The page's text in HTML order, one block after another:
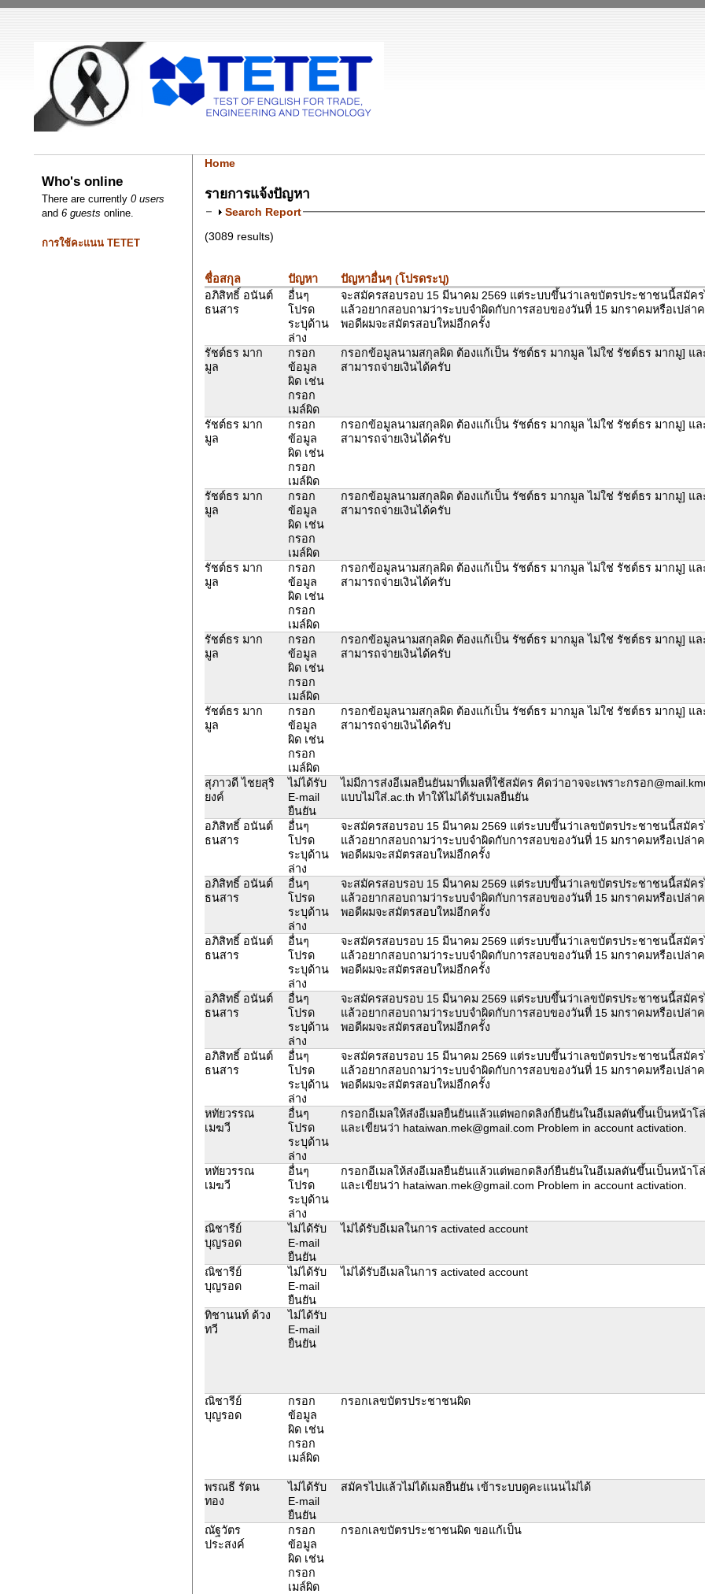
Who's online
There are currently0 users
and6 guests online.
การใช้คะแนน TETET
Home
รายการแจ้งปัญหา
Search Report
(3089 results)
ชื่อสกุล ปัญหา ปัญหาอื่นๆ (โปรดระบุ)
อภิสิทธิ์ อนันต์
ธนสาร
อื่นๆ
โปรด
ระบุด้าน
ล่าง
จะสมัครสอบรอบ 15 มีนาคม 2569 แต่ระบบขึ้นว่าเลขบัตรประชาชนนี้สมัคร
แล้วอยากสอบถามว่าระบบจำผิดกับการสอบของวันที่ 15 มกราคมหรือเปล่า
พอดีผมจะสมัตรสอบใหม่อีกครั้ง
รัชต์ธร มาก
มูล
กรอก
ข้อมูล
ผิด เช่น
กรอก
เมล์ผิด
กรอกข้อมูลนามสกุลผิด ต้องแก้เป็น รัชต์ธร มากมูล ไม่ใช่ รัชต์ธร มากมู] แล
สามารถจ่ายเงินได้ครับ
รัชต์ธร มาก
มูล
กรอก
ข้อมูล
ผิด เช่น
กรอก
เมล์ผิด
กรอกข้อมูลนามสกุลผิด ต้องแก้เป็น รัชต์ธร มากมูล ไม่ใช่ รัชต์ธร มากมู] แล
สามารถจ่ายเงินได้ครับ
รัชต์ธร มาก
มูล
กรอก
ข้อมูล
ผิด เช่น
กรอก
เมล์ผิด
กรอกข้อมูลนามสกุลผิด ต้องแก้เป็น รัชต์ธร มากมูล ไม่ใช่ รัชต์ธร มากมู] แล
สามารถจ่ายเงินได้ครับ
รัชต์ธร มาก
มูล
กรอก
ข้อมูล
ผิด เช่น
กรอก
เมล์ผิด
กรอกข้อมูลนามสกุลผิด ต้องแก้เป็น รัชต์ธร มากมูล ไม่ใช่ รัชต์ธร มากมู] แล
สามารถจ่ายเงินได้ครับ
รัชต์ธร มาก
มูล
กรอก
ข้อมูล
ผิด เช่น
กรอก
เมล์ผิด
กรอกข้อมูลนามสกุลผิด ต้องแก้เป็น รัชต์ธร มากมูล ไม่ใช่ รัชต์ธร มากมู] แล
สามารถจ่ายเงินได้ครับ
รัชต์ธร มาก
มูล
กรอก
ข้อมูล
ผิด เช่น
กรอก
เมล์ผิด
กรอกข้อมูลนามสกุลผิด ต้องแก้เป็น รัชต์ธร มากมูล ไม่ใช่ รัชต์ธร มากมู] แล
สามารถจ่ายเงินได้ครับ
สุภาวดี ไชยสุริ
ยงค์
ไม่ได้รับ
E-mail
ยืนยัน
ไม่มีการส่งอีเมลยืนยันมาที่เมลที่ใช้สมัคร คิดว่าอาจจะเพราะกรอก
แบบไม่ใส่.ac.th ทำให้ไม่ได้รับเมลยืนยัน
อภิสิทธิ์ อนันต์
ธนสาร
อื่นๆ
โปรด
ระบุด้าน
ล่าง
จะสมัครสอบรอบ 15 มีนาคม 2569 แต่ระบบขึ้นว่าเลขบัตรประชาชนนี้สมัคร
แล้วอยากสอบถามว่าระบบจำผิดกับการสอบของวันที่ 15 มกราคมหรือเปล่า
พอดีผมจะสมัตรสอบใหม่อีกครั้ง
อภิสิทธิ์ อนันต์
ธนสาร
อื่นๆ
โปรด
ระบุด้าน
ล่าง
จะสมัครสอบรอบ 15 มีนาคม 2569 แต่ระบบขึ้นว่าเลขบัตรประชาชนนี้สมัคร
แล้วอยากสอบถามว่าระบบจำผิดกับการสอบของวันที่ 15 มกราคมหรือเปล่า
พอดีผมจะสมัตรสอบใหม่อีกครั้ง
อภิสิทธิ์ อนันต์
ธนสาร
อื่นๆ
โปรด
ระบุด้าน
ล่าง
จะสมัครสอบรอบ 15 มีนาคม 2569 แต่ระบบขึ้นว่าเลขบัตรประชาชนนี้สมัคร
แล้วอยากสอบถามว่าระบบจำผิดกับการสอบของวันที่ 15 มกราคมหรือเปล่า
พอดีผมจะสมัตรสอบใหม่อีกครั้ง
อภิสิทธิ์ อนันต์
ธนสาร
อื่นๆ
โปรด
ระบุด้าน
ล่าง
จะสมัครสอบรอบ 15 มีนาคม 2569 แต่ระบบขึ้นว่าเลขบัตรประชาชนนี้สมัคร
แล้วอยากสอบถามว่าระบบจำผิดกับการสอบของวันที่ 15 มกราคมหรือเปล่า
พอดีผมจะสมัตรสอบใหม่อีกครั้ง
อภิสิทธิ์ อนันต์
ธนสาร
อื่นๆ
โปรด
ระบุด้าน
ล่าง
จะสมัครสอบรอบ 15 มีนาคม 2569 แต่ระบบขึ้นว่าเลขบัตรประชาชนนี้สมัคร
แล้วอยากสอบถามว่าระบบจำผิดกับการสอบของวันที่ 15 มกราคมหรือเปล่า
พอดีผมจะสมัตรสอบใหม่อีกครั้ง
หทัยวรรณ
เมฆวี
อื่นๆ
โปรด
ระบุด้าน
ล่าง
กรอกอีเมลให้ส่งอีเมลยืนยันแล้วแต่พอกดลิงก์ยืนยันในอีเมลดันขึ้นเป็นหน้าโ
และเขียนว่า hataiwan.mek@gmail.com Problem in account activation.
หทัยวรรณ
เมฆวี
อื่นๆ
โปรด
ระบุด้าน
ล่าง
กรอกอีเมลให้ส่งอีเมลยืนยันแล้วแต่พอกดลิงก์ยืนยันในอีเมลดันขึ้นเป็นหน้าโ
และเขียนว่า hataiwan.mek@gmail.com Problem in account activation.
ณิชารีย์
บุญรอด
ไม่ได้รับ
E-mail
ยืนยัน
ไม่ได้รับอีเมลในการ activated account
ณิชารีย์
บุญรอด
ไม่ได้รับ
E-mail
ยืนยัน
ไม่ได้รับอีเมลในการ activated account
ทิชานนท์ ด้วง
ทวี
ไม่ได้รับ
E-mail
ยืนยัน
ณิชารีย์
บุญรอด
กรอก
ข้อมูล
ผิด เช่น
กรอก
เมล์ผิด
กรอกเลขบัตรประชาชนผิด
พรณธี รัตน
ทอง
ไม่ได้รับ
E-mail
ยืนยัน
สมัครไปแล้วไม่ได้เมลยืนยัน เข้าระบบดูคะแนนไม่ได้
ณัฐวัตร
ประสงค์
กรอก
ข้อมูล
ผิด เช่น
กรอก
เมล์ผิด
กรอกเลขบัตรประชาชนผิด ขอแก้เป็น